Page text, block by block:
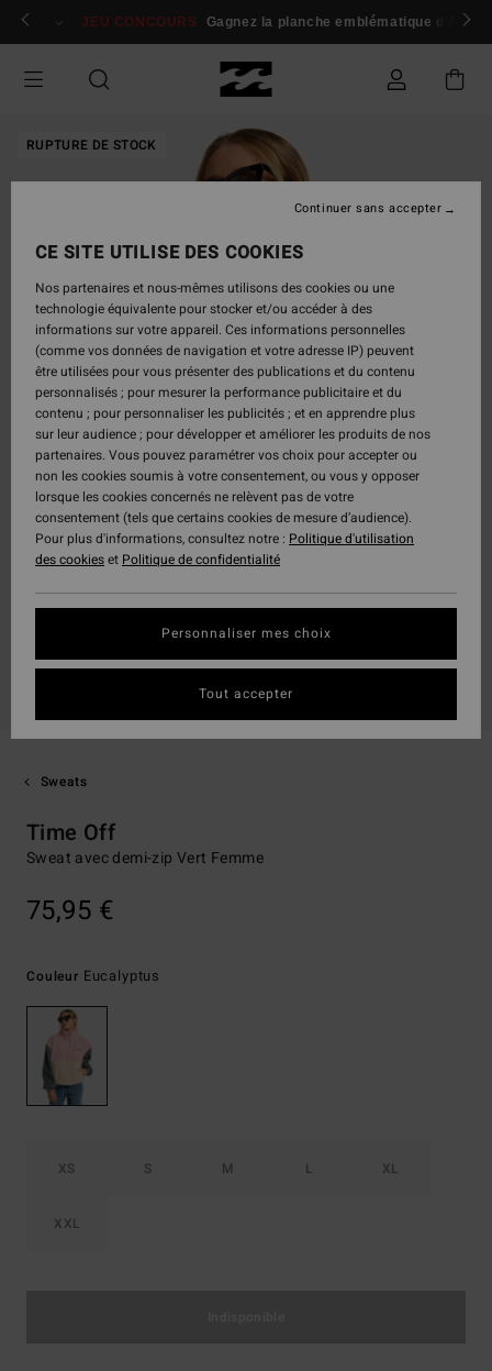
Passer
Se connecter / s'inscrire
JEU CONCOURS Gagnez la planche emblématique d'Andy
RUPTURE DE STOCK
Sweats
Time Off
Sweat avec demi-zip Vert Femme
75,95 €
Couleur Eucalyptus
XS S M L XL
XXL
CE SITE UTILISE DES COOKIES
Nos partenaires et nous-mêmes utilisons des cookies ou une
technologie équivalente pour stocker et/ou accéder à des
informations sur votre appareil. Ces informations personnelles
(comme vos données de navigation et votre adresse IP) peuvent
être utilisées pour vous présenter des publications et du contenu
personnalisés ; pour mesurer la performance publicitaire et du
contenu ; pour personnaliser les publicités ; et en apprendre plus
sur leur audience ; pour développer et améliorer les produits de nos
partenaires. Vous pouvez paramétrer vos choix pour accepter ou
non les cookies soumis à votre consentement, ou vous y opposer
lorsque les cookies concernés ne relèvent pas de votre
consentement (tels que certains cookies de mesure d’audience).
Pour plus d'informations, consultez notre : Politique d'utilisation
des cookieset Politique de confidentialité
Personnaliser mes choix
Continuer sans accepter
Tout accepter